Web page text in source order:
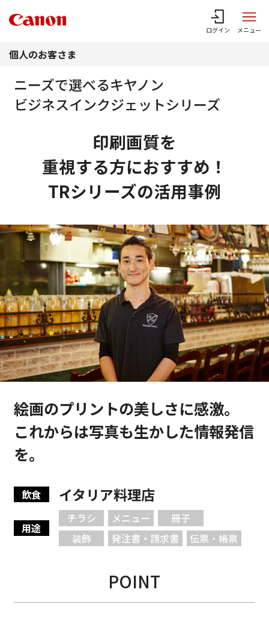
ログイン メニュー
個人のお客さま
ニーズで選べるキヤノン
ビジネスインクジェットシリーズ
印刷画質を
重視する方におすすめ！
TRシリーズの活用事例
絵画のプリントの美しさに感激。
これからは写真も生かした情報発信
を。
飲食 イタリア料理店
用途
チラシ メニュー
冊子
装飾
発注書・請求書 伝票・帳票
POINT